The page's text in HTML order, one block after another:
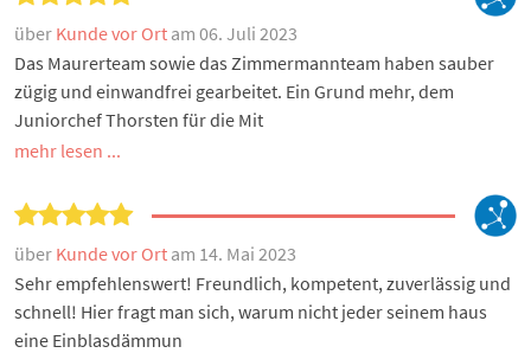
über Kunde vor Ort am 06. Juli 2023
Das Maurerteam sowie das Zimmermannteam haben sauber
zügig und einwandfrei gearbeitet. Ein Grund mehr, dem
Juniorchef Thorsten für die Mit
mehr lesen ...
über Kunde vor Ort am 14. Mai 2023
Sehr empfehlenswert! Freundlich, kompetent, zuverlässig und
schnell! Hier fragt man sich, warum nicht jeder seinem haus
eine Einblasdämmun